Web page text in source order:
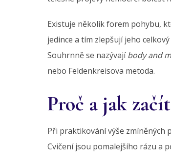
Existuje několik forem pohybu,
jedince a tím zlepšují jeho
Souhrnně se nazývajíbody and
nebo Feldenkreisova metoda.
Proč a jak
Při praktikování výše zmíněných
Cvičení jsou pomalejšího rázu a